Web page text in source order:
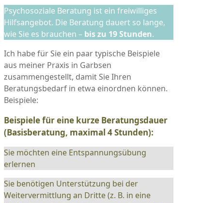
Psychosoziale Beratung ist ein freiwilliges
Hilfsangebot. Die Beratung dauert so lange,
wie Sie es brauchen – bis zu 19 Stunden.
Ich habe für Sie ein paar typische Beispiele
aus meiner Praxis in Garbsen
zusammengestellt, damit Sie Ihren
Beratungsbedarf in etwa einordnen können.
Beispiele:
Beispiele für eine kurze Beratungsdauer
(Basisberatung, maximal 4 Stunden):
Sie möchten eine Entspannungsübung
erlernen
Sie benötigen Unterstützung bei der
Weitervermittlung an Dritte (z. B. in eine